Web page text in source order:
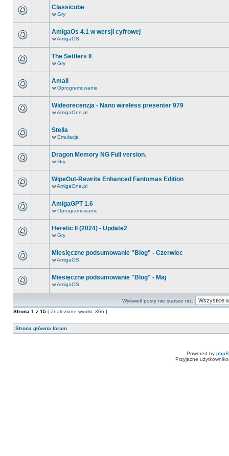
Classicube
w Gry
AmigaOs 4.1 w wersji cyfrowej
wAmigaOS
The Settlers II
w Gry
Amail
w Oprogramowanie
Wideorecenzja - Nano wireless presenter 979
wAmigaOne.pl
Stella
w Emulacja
Dragon Memory NG Full version.
w Gry
WipeOut-Rewrite Enhanced Fantomas Edition
wAmigaOne.pl
AmigaGPT 1.6
w Oprogramowanie
Heretic II (2024) - Update2
w Gry
Miesięczne podsumowanie "Blog" - Czerwiec
wAmigaOS
Miesięczne podsumowanie "Blog" - Maj
wAmigaOS
Wyświetl posty nie starsze niż:
Strona 1 z 15 [ Znalezione wyniki: 366 ]
Strona główna forum
Powered by
Przyjazne